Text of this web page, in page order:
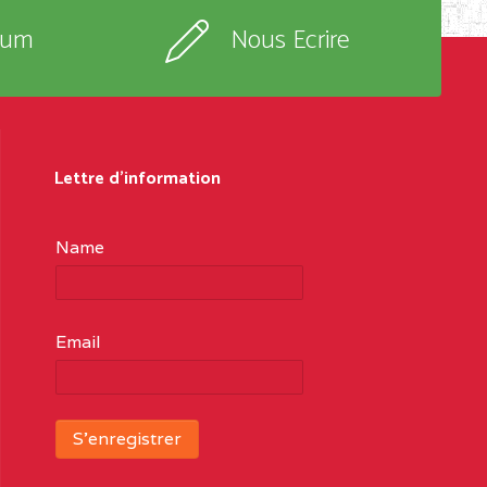
Nous Ecrire
Lettre d'information
Name
Email